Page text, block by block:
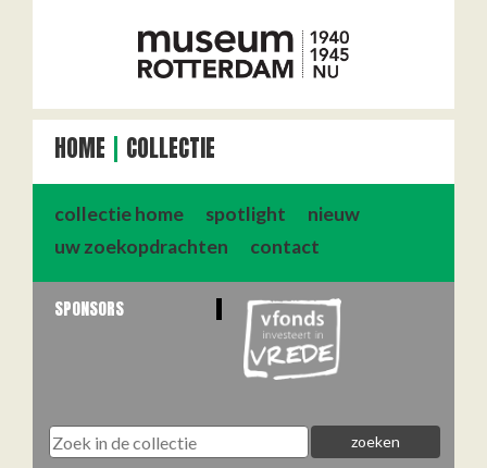
HOME COLLECTIE
collectie home spotlight
nieuw
uw zoekopdrachten
contact
SPONSORS